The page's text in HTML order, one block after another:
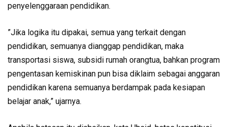
penyelenggaraan pendidikan.
”Jika logika itu dipakai, semua yang terkait dengan
pendidikan, semuanya dianggap pendidikan, maka
transportasi siswa, subsidi rumah orangtua, bahkan program
pengentasan kemiskinan pun bisa diklaim sebagai anggaran
pendidikan karena semuanya berdampak pada kesiapan
belajar anak,” ujarnya.